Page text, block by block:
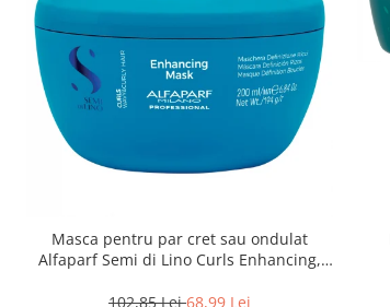
Masca pentru par cret sau ondulat
Alfaparf Semi di Lino Curls Enhancing,
102,85 Lei68,99 Lei